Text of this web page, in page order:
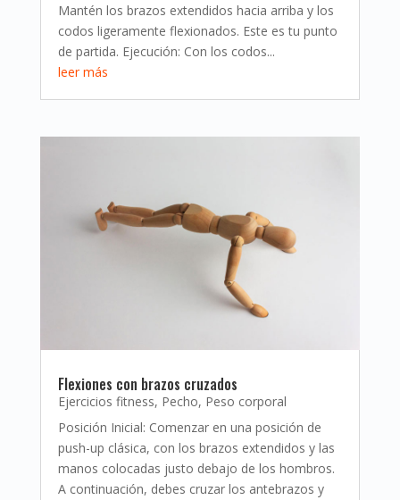
Mantén los brazos extendidos hacia arriba y los
codos ligeramente flexionados. Este es tu punto
de partida. Ejecución: Con los codos...
leer más
Flexiones con brazos cruzados
Ejercicios fitness, Pecho, Peso corporal
Posición Inicial: Comenzar en una posición de
push-up clásica, con los brazos extendidos y las
manos colocadas justo debajo de los hombros.
A continuación, debes cruzar los antebrazos y